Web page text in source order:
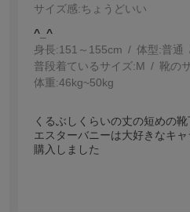
サイズ感:ちょうどいい
^_^
身長:151～155cm 体型:普通
普段着ているサイズ:M 靴の
体重:46kg~50kg
くるぶしくらいの丈の短めの
エスターバニーは大好きなキ
購入しました